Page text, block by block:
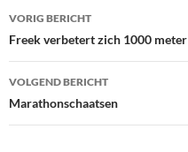
Bericht
navigatie
VORIG BERICHT
Freek verbetert zich 1000 meter
VOLGEND BERICHT
Marathonschaatsen